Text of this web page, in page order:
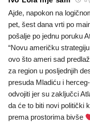
Ajde, napokon na
pet, šest dana vrti po
pošalje po jednu poruku
“Novu američku
ovo što ameri sad
za region u posljednjih
presuda Mladiću i
odvojiti jer su zaključci
da će to biti novi politički
prema prostorima bivše